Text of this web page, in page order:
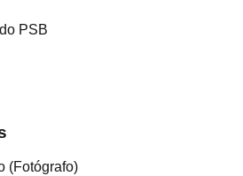
PSB
(Fotógrafo)